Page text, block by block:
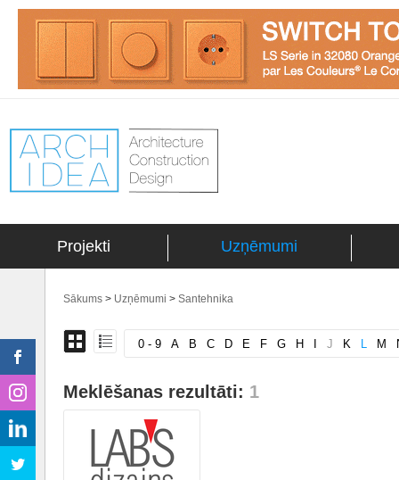
Projekti Uzņēmumi
Sākums > Uzņēmumi > Santehnika
0 - 9 A B C D E F G H J K L M
Meklēšanas rezultāti: 1